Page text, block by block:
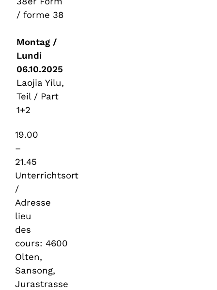
/ forme 38
Montag /
Lundi
06.10.2025
Laojia Yilu,
Teil / Part
1+2
19.00
–
21.45
Unterrichtsort
/
Adresse
lieu
des
cours: 4600
Olten,
Sansong,
Jurastrasse